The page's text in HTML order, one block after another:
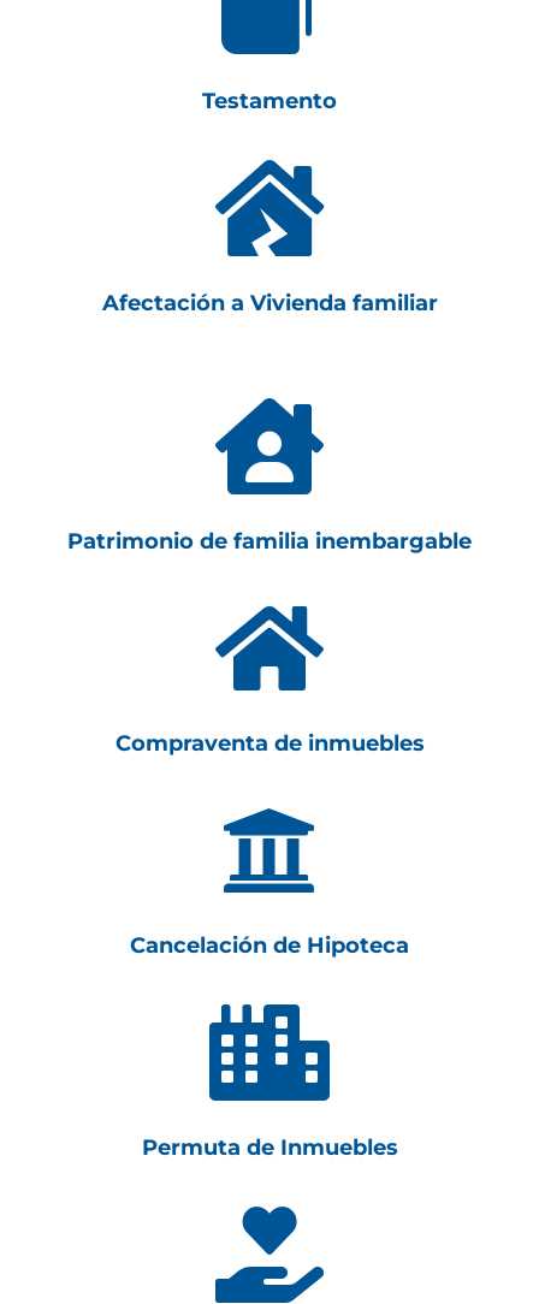
Testamento

Afectación a Vivienda familiar

Patrimonio de familia inembargable

Compraventa de inmuebles

Cancelación de Hipoteca

Permuta de Inmuebles
